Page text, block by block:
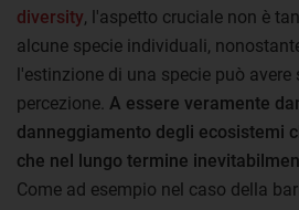
diversity, l'aspetto cruciale non è
alcune specie individuali,
l'estinzione di una specie può avere
percezione. A essere veramente
danneggiamento degli ecosistemi
che nel lungo termine
Come ad esempio nel caso della